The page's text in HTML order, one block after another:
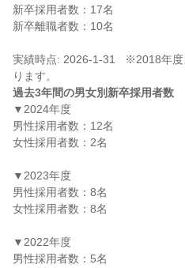
新卒採用者数：17名
新卒離職者数：10名
実績時点: 2026-1-31   ※2018年度
過去3年間の男女別新卒採用者数
▼2024年度
男性採用者数：12名
女性採用者数：2名
▼2023年度
男性採用者数：8名
女性採用者数：8名
▼2022年度
男性採用者数：5名